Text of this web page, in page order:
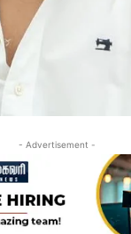
- Advertisement -